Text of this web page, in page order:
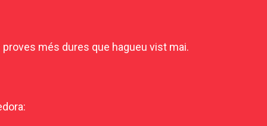
més dures que hagueu vist mai.